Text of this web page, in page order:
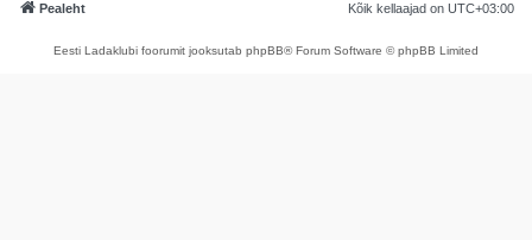
Pealeht Kõik kellaajad on UTC+03:00
Eesti Ladaklubi foorumit jooksutab phpBB® Forum Software © phpBB Limited